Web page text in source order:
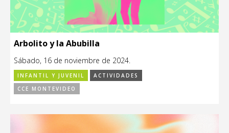
Arbolito y la Abubilla
Sábado, 16 de noviembre de 2024.
INFANTIL Y JUVENIL
ACTIVIDADES
CCE MONTEVIDEO